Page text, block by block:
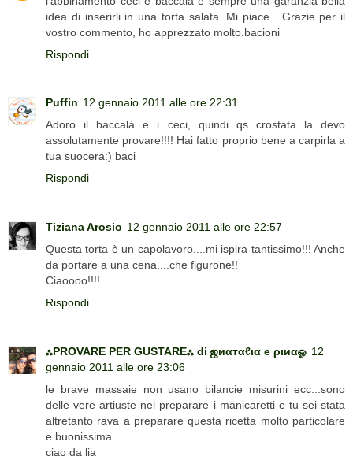
idea di inserirli in una torta salata. Mi piace . Grazie per il
vostro commento, ho apprezzato molto.bacioni
Rispondi
Puffin 12 gennaio 2011 alle ore 22:31
Adoro il baccalà e i ceci, quindi qs crostata la devo
assolutamente provare!!!! Hai fatto proprio bene a carpirla a
tua suocera:) baci
Rispondi
Tiziana Arosio 12 gennaio 2011 alle ore 22:57
Questa torta è un capolavoro....mi ispira tantissimo!!! Anche
da portare a una cena....che figurone!!
Ciaoooo!!!!
Rispondi
ஃPROVARE PER GUSTAREஃ di ஜиαтαℓια e ριиαஓ 12
gennaio 2011 alle ore 23:06
le brave massaie non usano bilancie misurini ecc...sono
delle vere artiuste nel preparare i manicaretti e tu sei stata
altretanto rava a preparare questa ricetta molto particolare
e buonissima...
ciao da lia